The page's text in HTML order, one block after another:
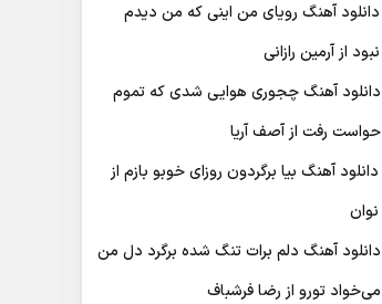
دانلود آهنگ رویای من اینی که من دیدم
نبود از آرمین رازانی
دانلود آهنگ ﭼﺠﻮری ﻫﻮاﻳﻰ ﺷﺪی ﻛﻪ ﺗﻤﻮم
ﺣﻮاﺳﺖ رﻓﺖ از آصف آریا
دانلود آهنگ بیا برگردون روزای خوبو بازم از
نوان
دانلود آهنگ دلم برات تنگ شده برگرد دل من
می‌خواد تورو از رضا فرشباف